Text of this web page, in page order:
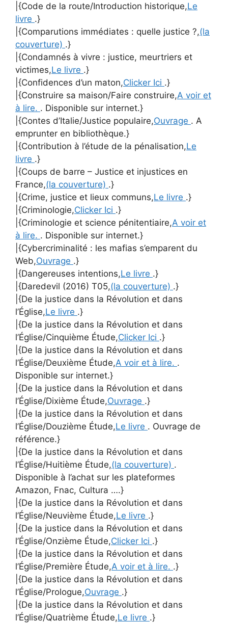
|{Code de la route/Introduction historique,Le
livre .}
|{Comparutions immédiates : quelle justice ?,(la
couverture) .}
|{Condamnés à vivre : justice, meurtriers et
victimes,Le livre .}
|{Confidences d’un maton,Clicker Ici .}
|{Construire sa maison/Faire construire,A voir et
à lire. . Disponible sur internet.}
|{Contes d’Italie/Justice populaire,Ouvrage . A
emprunter en bibliothèque.}
|{Contribution à l’étude de la pénalisation,Le
livre .}
|{Coups de barre – Justice et injustices en
France,(la couverture) .}
|{Crime, justice et lieux communs,Le livre .}
|{Criminologie,Clicker Ici .}
|{Criminologie et science pénitentiaire,A voir et
à lire. . Disponible sur internet.}
|{Cybercriminalité : les mafias s’emparent du
Web,Ouvrage .}
|{Dangereuses intentions,Le livre .}
|{Daredevil (2016) T05,(la couverture) .}
|{De la justice dans la Révolution et dans
l’Église,Le livre .}
|{De la justice dans la Révolution et dans
l’Église/Cinquième Étude,Clicker Ici .}
|{De la justice dans la Révolution et dans
l’Église/Deuxième Étude,A voir et à lire. .
Disponible sur internet.}
|{De la justice dans la Révolution et dans
l’Église/Dixième Étude,Ouvrage .}
|{De la justice dans la Révolution et dans
l’Église/Douzième Étude,Le livre . Ouvrage de
référence.}
|{De la justice dans la Révolution et dans
l’Église/Huitième Étude,(la couverture) .
Disponible à l’achat sur les plateformes
Amazon, Fnac, Cultura ….}
|{De la justice dans la Révolution et dans
l’Église/Neuvième Étude,Le livre .}
|{De la justice dans la Révolution et dans
l’Église/Onzième Étude,Clicker Ici .}
|{De la justice dans la Révolution et dans
l’Église/Première Étude,A voir et à lire. .}
|{De la justice dans la Révolution et dans
l’Église/Prologue,Ouvrage .}
|{De la justice dans la Révolution et dans
l’Église/Quatrième Étude,Le livre .}